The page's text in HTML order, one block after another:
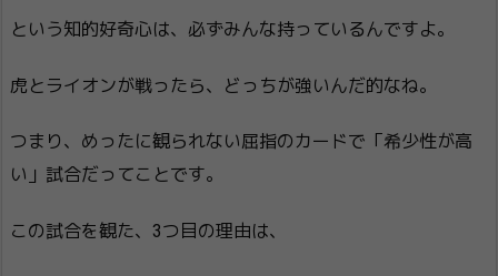
という知的好奇心は、必ずみんな持っているんですよ。
虎とライオンが戦ったら、どっちが強いんだ的なね。
つまり、めったに観られない屈指のカードで「希少性が高
い」試合だってことです。
この試合を観た、3つ目の理由は、